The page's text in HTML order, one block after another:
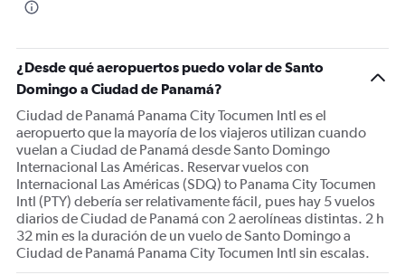
¿Desde qué aeropuertos puedo volar de Santo
Domingo a Ciudad de Panamá?
Ciudad de Panamá Panama City Tocumen Intl es el
aeropuerto que la mayoría de los viajeros utilizan cuando
vuelan a Ciudad de Panamá desde Santo Domingo
Internacional Las Américas. Reservar vuelos con
Internacional Las Américas (SDQ) to Panama City Tocumen
Intl (PTY) debería ser relativamente fácil, pues hay 5 vuelos
diarios de Ciudad de Panamá con 2 aerolíneas distintas. 2 h
32 min es la duración de un vuelo de Santo Domingo a
Ciudad de Panamá Panama City Tocumen Intl sin escalas.